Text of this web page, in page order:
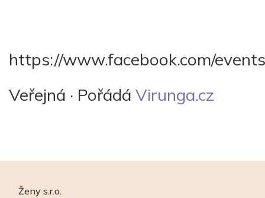
https://www.facebook.com/
Veřejná · Pořádá Virunga.cz
Ženy s.r.o.